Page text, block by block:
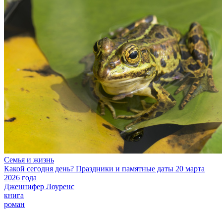
Семья и жизнь
Какой сегодня день? Праздники и памятные даты 20 марта
2026 года
Дженнифер Лоуренс
книга
роман